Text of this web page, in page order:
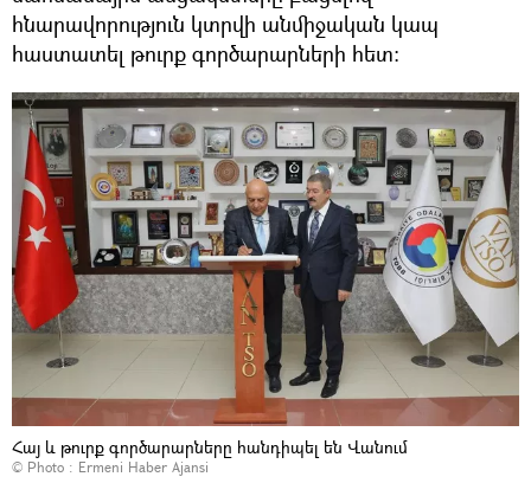
հնարավորություն կտրվի անմիջական կապ
հաստատել թուրք գործարարների հետ։
Հայ և թուրք գործարարները հանդիպել են Վանում
© Photo : Ermeni Haber Ajansi